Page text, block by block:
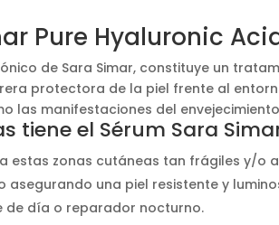
Pure Hyaluronic
de Sara Simar, constituye un
protectora de la piel frente al
las manifestaciones del
tiene el Sérum Sara
estas zonas cutáneas tan frágiles y/o
asegurando una piel resistente y
de día o reparador nocturno.